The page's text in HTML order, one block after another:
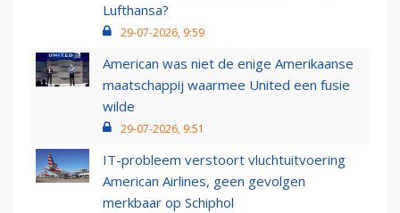
Lufthansa?
29-07-2026, 9:59
American was niet de enige Amerikaanse
maatschappij waarmee United een fusie
wilde
29-07-2026, 9:51
IT-probleem verstoort vluchtuitvoering
American Airlines, geen gevolgen
merkbaar op Schiphol